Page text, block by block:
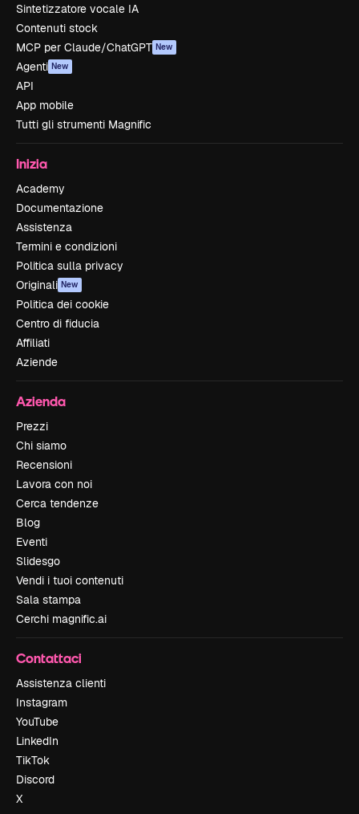
Sintetizzatore vocale IA
Contenuti stock
MCP per Claude/ChatGPT New
Agenti New
API
App mobile
Tutti gli strumenti Magnific
Inizia
Academy
Documentazione
Assistenza
Termini e condizioni
Politica sulla privacy
Originali New
Politica dei cookie
Centro di fiducia
Affiliati
Aziende
Azienda
Prezzi
Chi siamo
Recensioni
Lavora con noi
Cerca tendenze
Blog
Eventi
Slidesgo
Vendi i tuoi contenuti
Sala stampa
Cerchi magnific.ai
Contattaci
Assistenza clienti
Instagram
YouTube
LinkedIn
TikTok
Discord
X